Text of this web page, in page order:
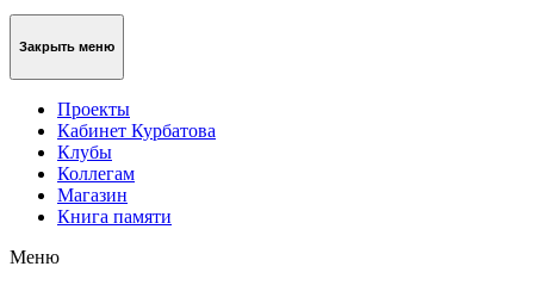
Закрыть меню
Проекты
Кабинет Курбатова
Клубы
Коллегам
Магазин
Книга памяти
Меню